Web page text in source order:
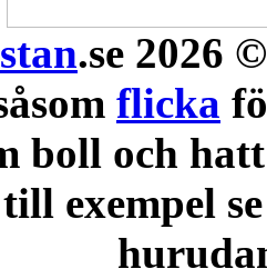
.se 2026
flicka
boll och
exempel